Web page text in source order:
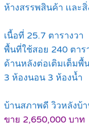
ห้างสรรพสินค้า เเล
เนื้อที่ 25.7 ตารางวา
พื้นที่ใช้สอย 240 ตาร
ด้านหลังต่อเติมเต็มพื้
3 ห้องนอน 3 ห้องน้ำ
บ้านสภาพดี วิวหลังบ้
ขาย 2,650,000 บาท